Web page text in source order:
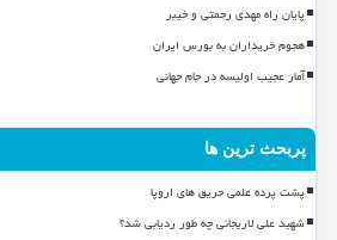
پایان راه مهدی رحمتی و خیبر
هجوم خریداران به بورس ایران
آمار عجیب اولیسه در جام جهانی
پربحث ترین ها
پشت پرده علمی حریق های اروپا
شهید علی لاریجانی چه طور ردیابی شد؟